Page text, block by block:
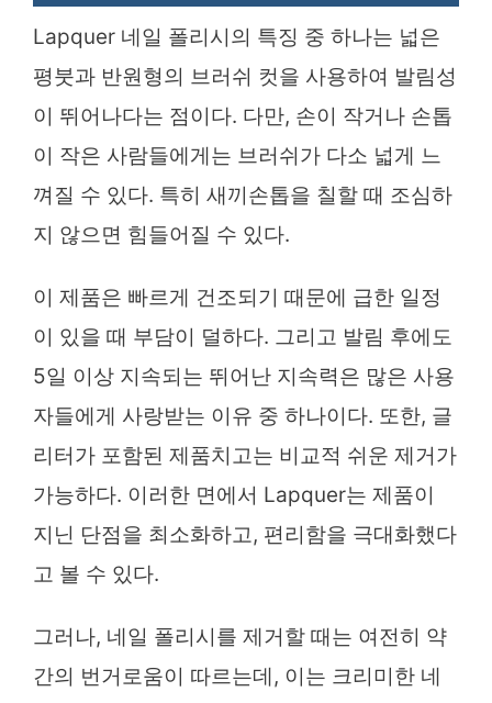
Lapquer 네일 폴리시의 특징 중 하나는 넓은
평붓과 반원형의 브러쉬 컷을 사용하여 발림성
이 뛰어나다는 점이다. 다만, 손이 작거나 손톱
이 작은 사람들에게는 브러쉬가 다소 넓게 느
껴질 수 있다. 특히 새끼손톱을 칠할 때 조심하
지 않으면 힘들어질 수 있다.
이 제품은 빠르게 건조되기 때문에 급한 일정
이 있을 때 부담이 덜하다. 그리고 발림 후에도
5일 이상 지속되는 뛰어난 지속력은 많은 사용
자들에게 사랑받는 이유 중 하나이다. 또한, 글
리터가 포함된 제품치고는 비교적 쉬운 제거가
가능하다. 이러한 면에서 Lapquer는 제품이
지닌 단점을 최소화하고, 편리함을 극대화했다
고 볼 수 있다.
그러나, 네일 폴리시를 제거할 때는 여전히 약
간의 번거로움이 따르는데, 이는 크리미한 네